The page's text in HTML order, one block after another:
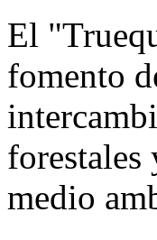
El
fomento
forestales
medio